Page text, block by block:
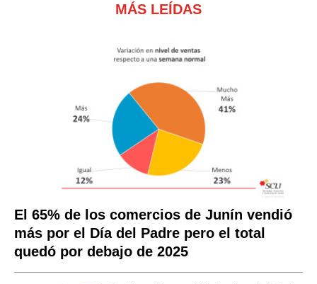
MÁS LEÍDAS
El 65% de los comercios de Junín vendió
más por el Día del Padre pero el total
quedó por debajo de 2025